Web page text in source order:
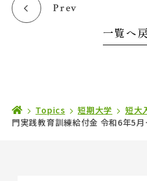
Prev
一覧へ
Topics 短期大学 短大
門実践教育訓練給付金 令和6年5